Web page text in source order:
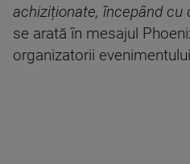
achiziționate, începând cu
se arată în mesajul
organizatorii